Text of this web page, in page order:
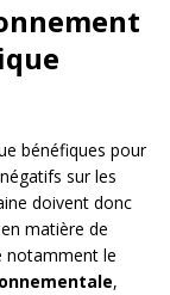
bénéfiques pour
sur les
doivent donc
en matière de
notamment le
,